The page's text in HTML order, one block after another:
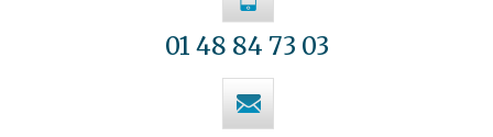
01 48 84 73 03